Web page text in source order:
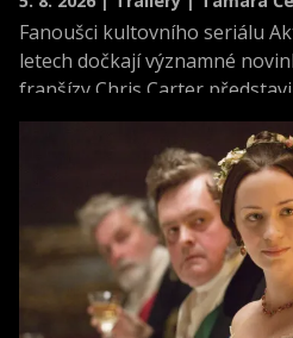
Fanoušci kultovního seriálu
letech dočkají významné
franšízy Chris Carter
neviděné režisérské verzi